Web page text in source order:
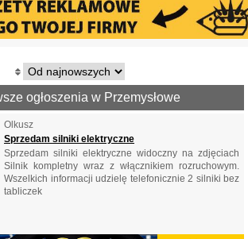
ogłoszenia w Przemysłowe
Olkusz
Sprzedam silniki elektryczne
Sprzedam silniki elektryczne widoczny na zdjęciach
Silnik kompletny wraz z włącznikiem rozruchowym.
Wszelkich informacji udzielę telefonicznie 2 silniki bez
tabliczek